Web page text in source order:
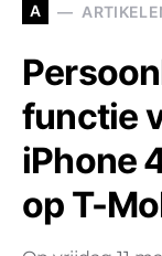
A
functie
iPhone
op T-